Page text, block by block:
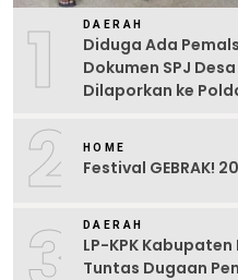
1 DAERAH
Diduga Ada
Dokumen SPJ
Dilaporkan ke
2 HOME
Festival GEBRAK!
DAERAH
LP-KPK
Tuntas Dugaan